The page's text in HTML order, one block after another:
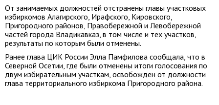
От занимаемых должностей отстранены главы участковых
избиркомов Алагирского, Ирафского, Кировского,
Пригородного районов, Правобережной и Левобережной
частей города Владикавказ, в том числе и тех участков,
результаты по которым были отменены.
Ранее глава ЦИК России Элла Памфилова сообщала, что в
Северной Осетии, где были отменены итоги голосования по
двум избирательным участкам, освобожден от должности
глава территориального избиркома Пригородного района.